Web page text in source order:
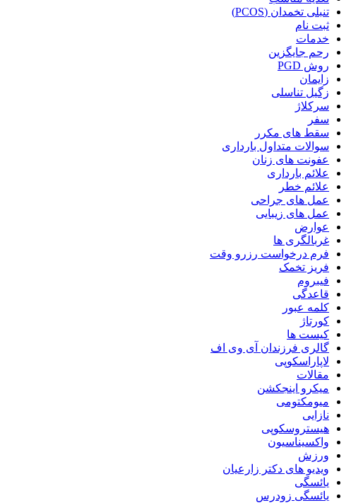
تنبلی تخمدان (PCOS)
ثبت نام
خدمات
رحم جایگزین
روش PGD
زایمان
زگیل تناسلی
سرکلاژ
سفر
سقط های مکرر
سوالات متداول بارداری
عفونت های زنان
علائم بارداری
علائم خطر
عمل های جراحی
عمل های زیبایی
عوارض
غربالگری ها
فرم درخواست رزرو وقت
فریز تخمک
فیبروم
قاعدگی
کلمه عبور
کورتاژ
کیست ها
گالری فرزندان آی وی اف
لاپاراسکوپی
مقالات
میکرو اینجکشن
میومکتومی
نازایی
هیستروسکوپی
واکسیناسیون
ورزش
ویدیو های دکتر زارعیان
یائسگی
یائسگی زودرس